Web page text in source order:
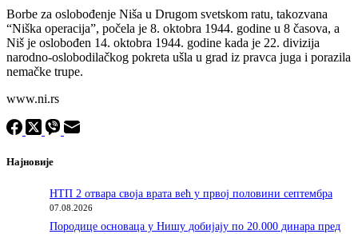
Borbe za oslobođenje Niša u Drugom svetskom ratu, takozvana
“Niška operacija”, počela je 8. oktobra 1944. godine u 8 časova, a
Niš je oslobođen 14. oktobra 1944. godine kada je 22. divizija
narodno-oslobodilačkog pokreta ušla u grad iz pravca juga i porazila
nemačke trupe.
www.ni.rs
Најновије
НТП 2 отвара своја врата већ у првој половини септембра
07.08.2026
Породицe основаца у Нишу добијају по 20.000 динара пред